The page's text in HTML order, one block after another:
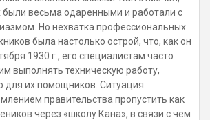
были весьма одаренными и работали с
Но нехватка профессиональных
была настолько острой, что, как он
1930 г., его специалистам часто
выполнять техническую работу,
для их помощников. Ситуация
правительства пропустить как
через «школу Кана», в связи с чем